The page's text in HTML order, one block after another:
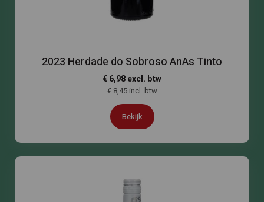
2023 Herdade do Sobroso AnAs Tinto
€ 6,98 excl. btw
€ 8,45 incl. btw
Bekijk